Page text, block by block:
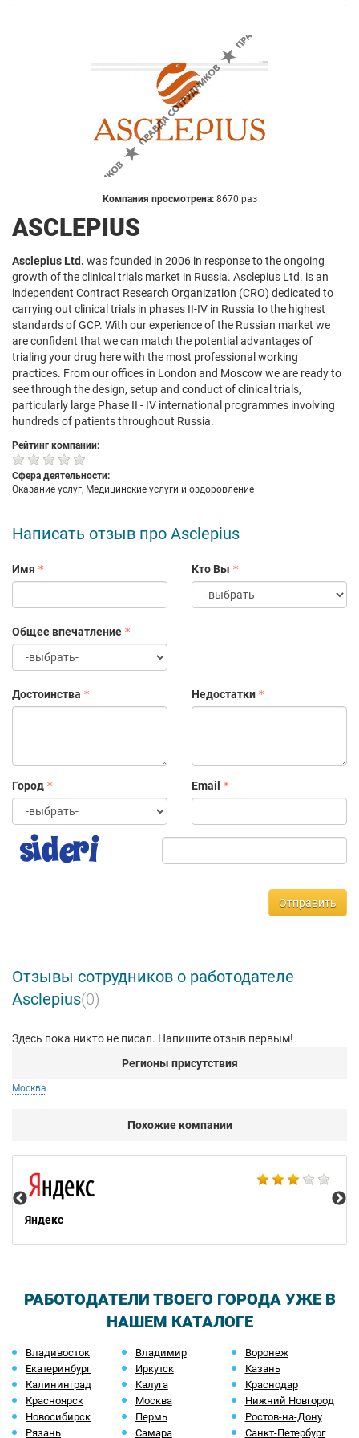
Компания просмотрена: 8670 раз
ASCLEPIUS
Asclepius Ltd. was founded in 2006 in response to the ongoing
growth of the clinical trials market in Russia. Asclepius Ltd. is an
independent Contract Research Organization (CRO) dedicated to
carrying out clinical trials in phases II-IV in Russia to the highest
standards of GCP. With our experience of the Russian market we
are confident that we can match the potential advantages of
trialing your drug here with the most professional working
practices. From our offices in London and Moscow we are ready to
see through the design, setup and conduct of clinical trials,
particularly large Phase II - IV international programmes involving
hundreds of patients throughout Russia.
Рейтинг компании:
Сфера деятельности:
Оказание услуг, Медицинские услуги и оздоровление
Написать отзыв про Asclepius
Имя Кто Вы
Общее впечатление
Достоинства Недостатки
Город Email
Отправить
Отзывы сотрудников о работодателе
Asclepius(0)
Здесь пока никто не писал. Напишите отзыв первым!
Регионы присутствия
Москва
Похожие компании
Яндекс
РАБОТОДАТЕЛИ ТВОЕГО ГОРОДА УЖЕ В
НАШЕМ КАТАЛОГЕ
Владивосток Владимир
Воронеж
Екатеринбург
Иркутск
Казань
Калининград
Калуга
Краснодар
Красноярск
Москва
Нижний Новгород
Новосибирск
Пермь
Ростов-на-Дону
Рязань
Самара Санкт-Петербург